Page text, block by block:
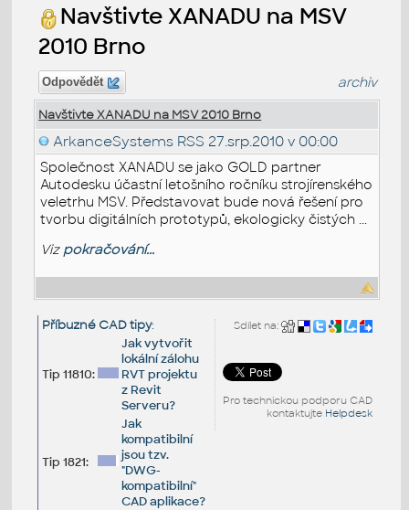
Navštivte XANADU na MSV
2010 Brno
Odpovědět archiv
Navštivte XANADU na MSV 2010 Brno
ArkanceSystems RSS 27.srp.2010 v 00:00
Společnost XANADU se jako GOLD partner
Autodesku účastní letošního ročníku strojírenského
veletrhu MSV. Představovat bude nová řešení pro
tvorbu digitálních prototypů, ekologicky čistých ...
Viz pokračování...
Sdílet na:
Pro technickou podporu CAD
kontaktujte Helpdesk
Příbuzné CAD tipy:
Tip 11810:
Jak vytvořit
lokální zálohu
RVT projektu
z Revit
Serveru?
Tip 1821:
Jak
kompatibilní
jsou tzv.
"DWG-
kompatibilní"
CAD aplikace?